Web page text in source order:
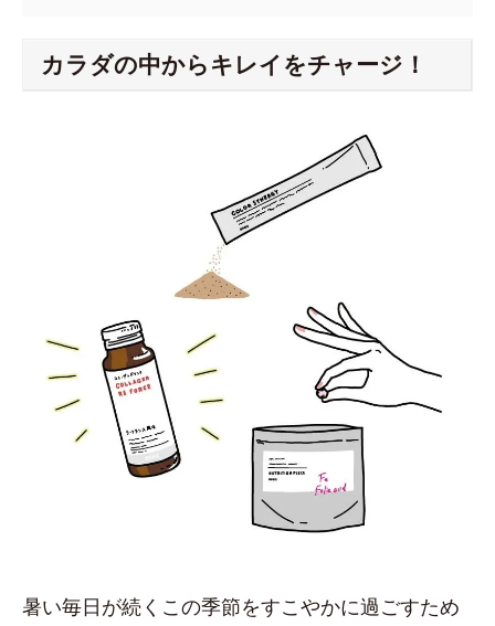
カラダの中からキレイをチャージ！
暑い毎日が続くこの季節をすこやかに過ごすため